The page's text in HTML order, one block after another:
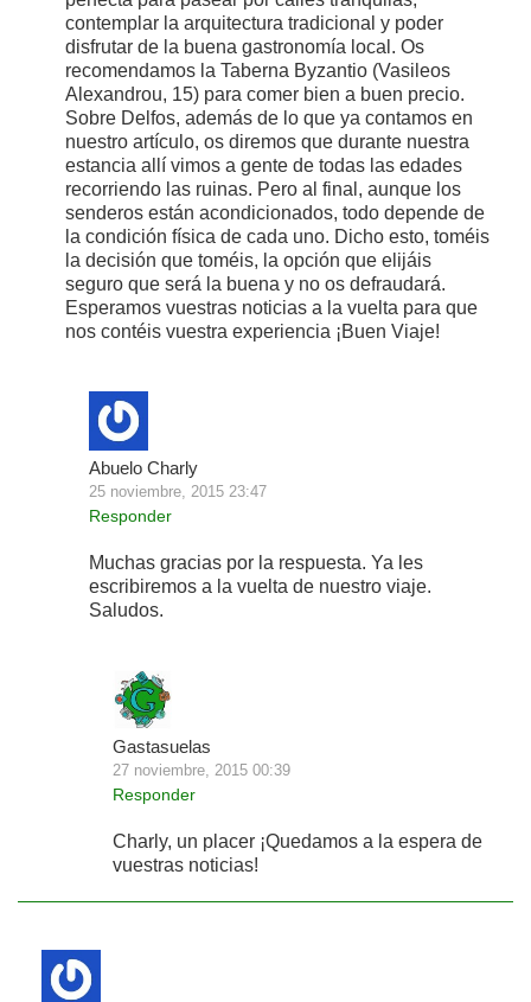
contemplar la arquitectura tradicional y poder
disfrutar de la buena gastronomía local. Os
recomendamos la Taberna Byzantio (Vasileos
Alexandrou, 15) para comer bien a buen precio.
Sobre Delfos, además de lo que ya contamos en
nuestro artículo, os diremos que durante nuestra
estancia allí vimos a gente de todas las edades
recorriendo las ruinas. Pero al final, aunque los
senderos están acondicionados, todo depende de
la condición física de cada uno. Dicho esto, toméis
la decisión que toméis, la opción que elijáis
seguro que será la buena y no os defraudará.
Esperamos vuestras noticias a la vuelta para que
nos contéis vuestra experiencia ¡Buen Viaje!
Abuelo Charly
25 noviembre, 2015 23:47
Responder
Muchas gracias por la respuesta. Ya les
escribiremos a la vuelta de nuestro viaje.
Saludos.
Gastasuelas
27 noviembre, 2015 00:39
Responder
Charly, un placer ¡Quedamos a la espera de
vuestras noticias!